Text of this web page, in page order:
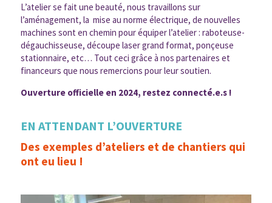
L’atelier se fait une beauté, nous travaillons sur
l’aménagement, la mise au norme électrique, de nouvelles
machines sont en chemin pour équiper l’atelier : raboteuse-
dégauchisseuse, découpe laser grand format, ponçeuse
stationnaire, etc… Tout ceci grâce à nos partenaires et
financeurs que nous remercions pour leur soutien.
Ouverture officielle en 2024, restez connecté.e.s !
EN ATTENDANT L’OUVERTURE
Des exemples d’ateliers et de chantiers qui
ont eu lieu !